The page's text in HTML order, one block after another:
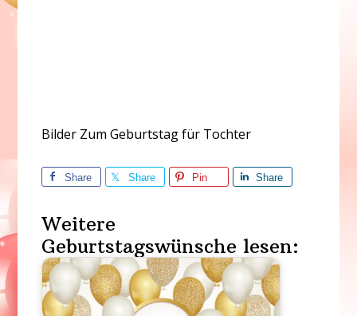
Bilder Zum Geburtstag für Tochter
Share Share Pin Share
Weitere
Geburtstagswünsche lesen: